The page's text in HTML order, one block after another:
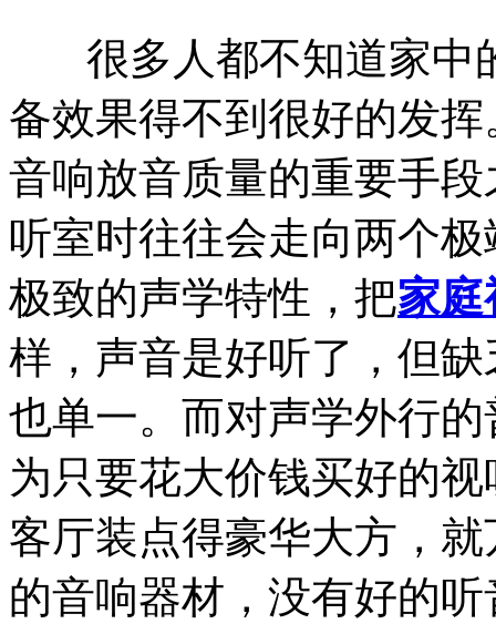
很多人都不知道家中
备效果得不到很好的发
音响放音质量的重要手
听室时往往会走向两个
极致的声学特性，把家庭
样，声音是好听了，但
也单一。而对声学外行
为只要花大价钱买好的
客厅装点得豪华大方，
的音响器材，没有好的